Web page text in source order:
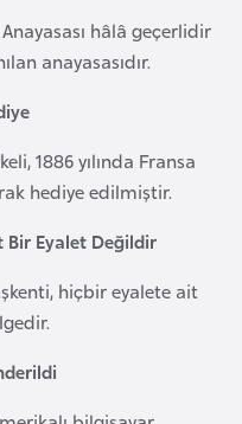
hâlâ geçerlidir
anayasasıdır.
1886 yılında Fransa
hediye edilmiştir.
Bir Eyalet Değildir
hiçbir eyalete ait